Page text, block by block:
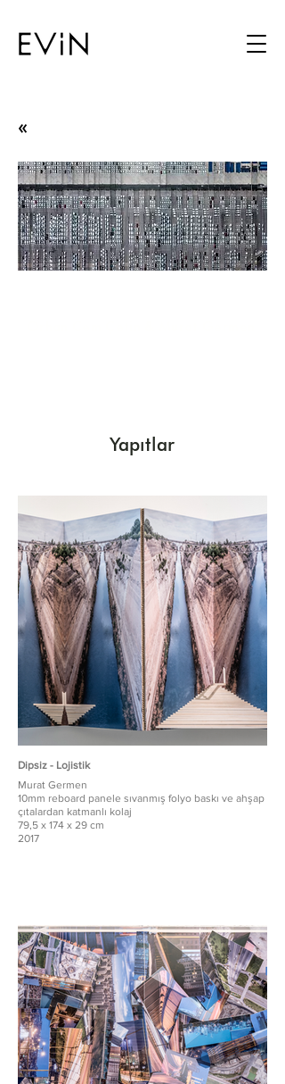
«
Yapıtlar
Dipsiz - Lojistik
Murat Germen
10mm reboard panele sıvanmış folyo baskı ve ahşap
çıtalardan katmanlı kolaj
79,5 x 174 x 29 cm
2017